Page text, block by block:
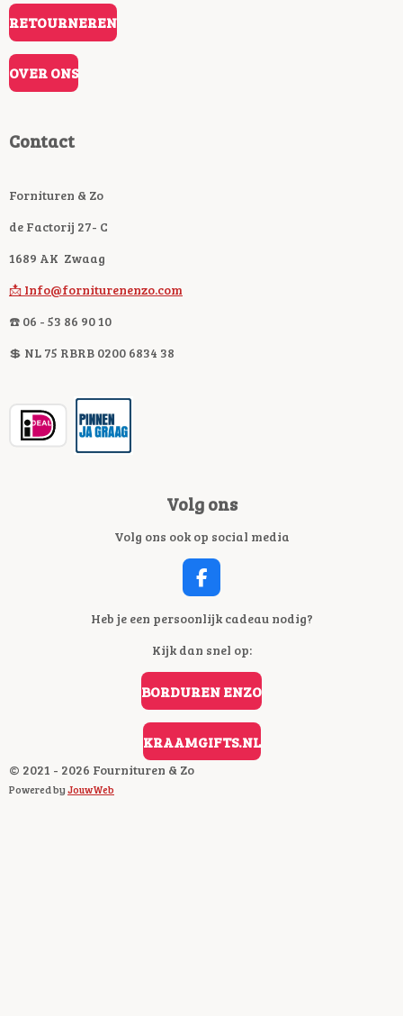
RETOURNEREN
OVER ONS
Contact
Fornituren & Zo
de Factorij 27- C
1689 AK Zwaag
📩 Info@forniturenenzo.com
☎️ 06 - 53 86 90 10
💲 NL 75 RBRB 0200 6834 38
Volg ons
Volg ons ook op social media
F
A
C
B
O
O
Heb je een persoonlijk cadeau nodig?
Kijk dan snel op:
BORDUREN ENZO
KRAAMGIFTS.NL
© 2021 - 2026 Fournituren & Zo
Powered byJouwWeb